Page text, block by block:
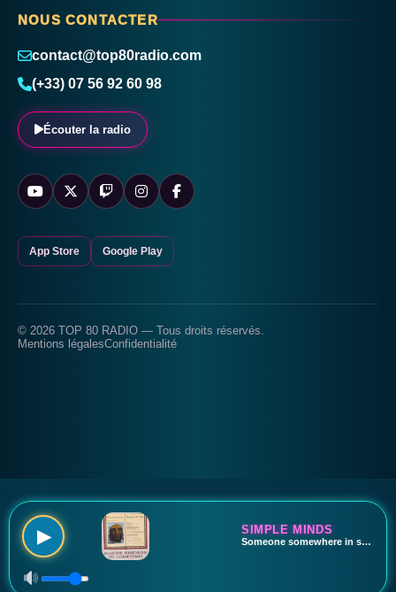
▶ SIMPLE MINDS
Someone somewhere in summertime
NOUS CONTACTER
contact@top80radio.com
(+33) 07 56 92 60 98
Écouter la radio
App Store Google Play
© 2026 TOP 80 RADIO — Tous droits réservés.
Mentions légalesConfidentialité